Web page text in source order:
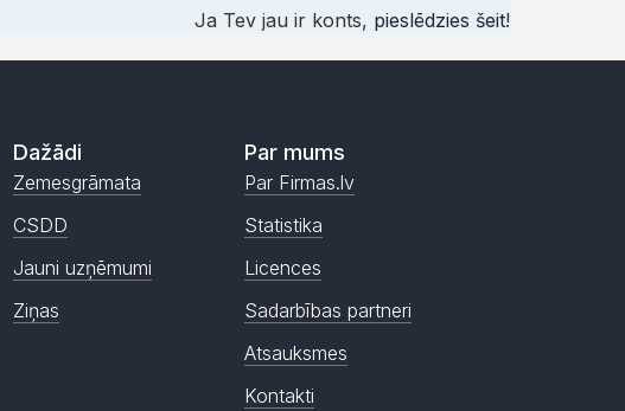
Ja Tev jau ir konts, pieslēdzies šeit!
Dažādi
Zemesgrāmata
CSDD
Jauni uzņēmumi
Ziņas
Par mums
Par Firmas.lv
Statistika
Licences
Sadarbības partneri
Atsauksmes
Kontakti